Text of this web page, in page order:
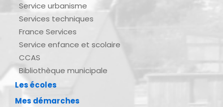
Service urbanisme
Services techniques
France Services
Service enfance et scolaire
CCAS
Bibliothèque municipale
Les écoles
Mes démarches